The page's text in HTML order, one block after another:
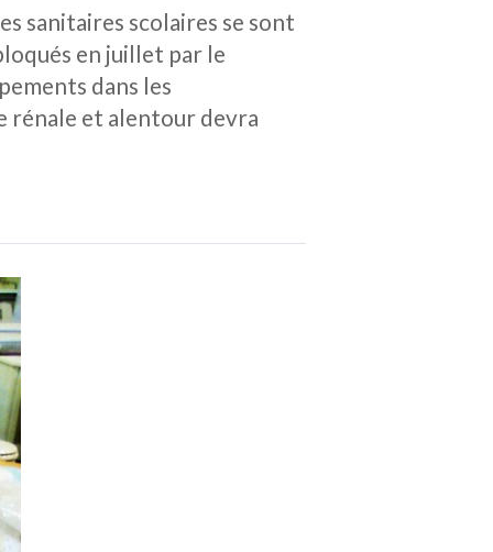
sanitaires scolaires se sont
en juillet par le
dans les
rénale et alentour devra